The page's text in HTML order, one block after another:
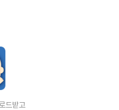
드받고